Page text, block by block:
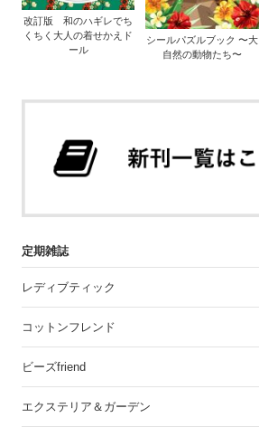
改訂版 和のハギレでち
くちく大人の着せかえド
ール
シールパズルブック 〜大
自然の動物たち〜
定期雑誌
レディブティック
コットンフレンド
ビーズfriend
エクステリア＆ガーデン